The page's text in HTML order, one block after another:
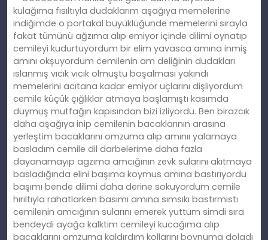
kulağıma fısıltıyla dudaklarım aşağıya memelerine
indiğimde o portakal büyüklüğünde memelerini sırayla
fakat tümünü ağzıma alıp emiyor içinde dilimi oynatıp
cemileyi kudurtuyordum bir elim yavasca amına inmiş
amını okşuyordum cemilenin am deliğinin dudakları
ıslanmış vıcık vıcık olmuştu boşalması yakındı
memelerini acıtana kadar emiyor uçlarını dişliyordum
cemile küçük çığlıklar atmaya başlamıştı kasımda
duymuş mutfağın kapısından bizi izliyordu. Ben birazcık
daha aşağıya inip cemilenin bacaklarının arasına
yerleştim bacaklarını omzuma alıp amınıı yalamaya
basladım cemile dil darbelerime daha fazla
dayanamayıp agzıma amcığının zevk sularını akıtmaya
basladığında elini başıma koymus amına bastırıyordu
başımı bende dilimi daha derine sokuyordum cemile
hırıltıyla rahatlarken basımı amına sımsıkı bastırmıstı
cemilenin amcığının sularını emerek yuttum simdi sıra
bendeydi ayağa kalktım cemileyi kucağıma alıp
bacaklarını omzuma kaldırdım kollarını boynuma doladı